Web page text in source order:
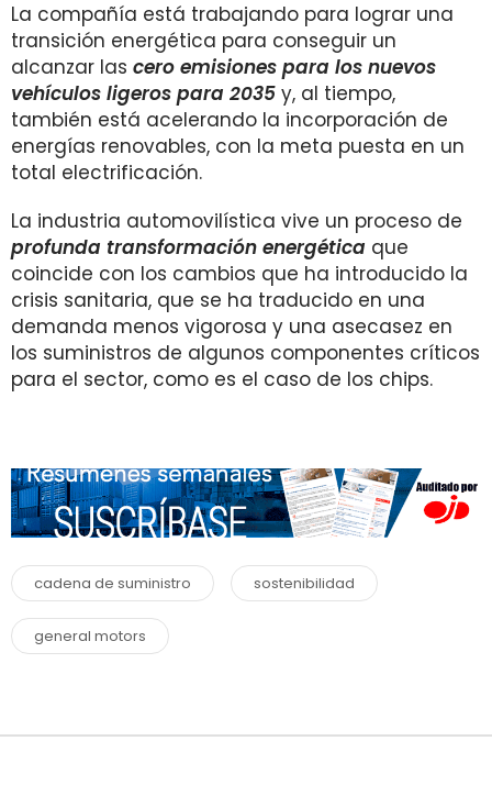
La compañía está trabajando para lograr una
transición energética para conseguir un
alcanzar las cero emisiones para los nuevos
vehículos ligeros para 2035 y, al tiempo,
también está acelerando la incorporación de
energías renovables, con la meta puesta en un
total electrificación.
La industria automovilística vive un proceso de
profunda transformación energética que
coincide con los cambios que ha introducido la
crisis sanitaria, que se ha traducido en una
demanda menos vigorosa y una asecasez en
los suministros de algunos componentes críticos
para el sector, como es el caso de los chips.
cadena de suministro sostenibilidad
general motors